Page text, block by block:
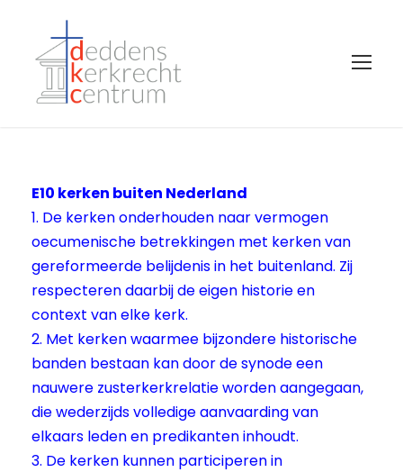
E10 kerken buiten Nederland
1. De kerken onderhouden naar vermogen
oecumenische betrekkingen met kerken van
gereformeerde belijdenis in het buitenland. Zij
respecteren daarbij de eigen historie en
context van elke kerk.
2. Met kerken waarmee bijzondere historische
banden bestaan kan door de synode een
nauwere zusterkerkrelatie worden aangegaan,
die wederzijds volledige aanvaarding van
elkaars leden en predikanten inhoudt.
3. De kerken kunnen participeren in